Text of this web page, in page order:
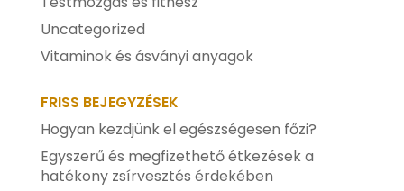
Uncategorized
Vitaminok és ásványi anyagok
FRISS BEJEGYZÉSEK
Hogyan kezdjünk el egészségesen főzi?
Egyszerű és megfizethető étkezések a
hatékony zsírvesztés érdekében